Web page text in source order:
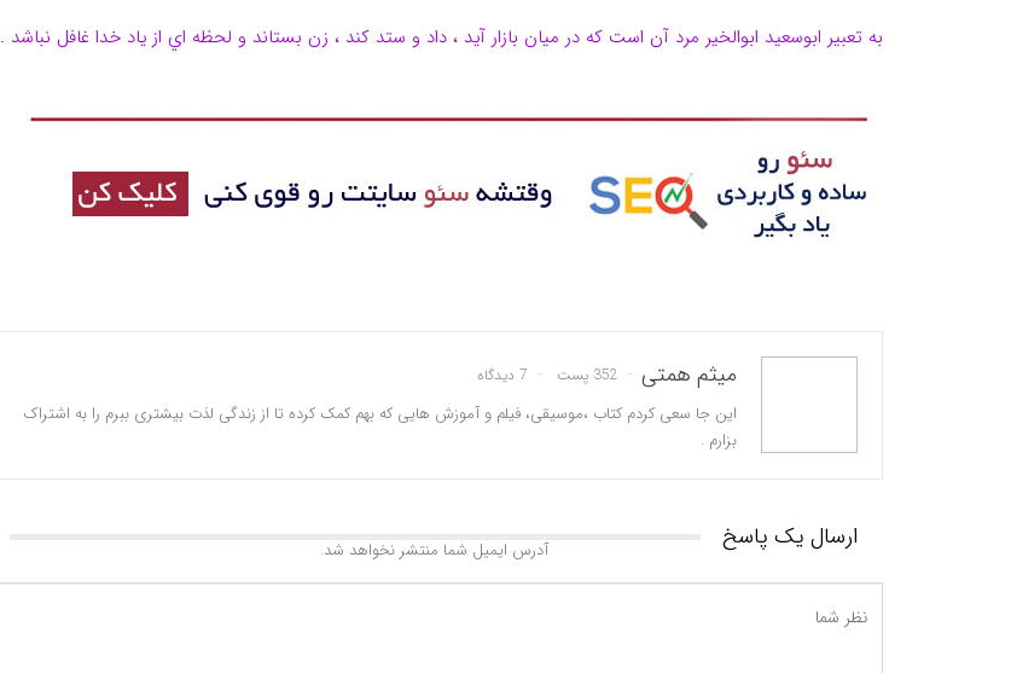
به تعبير ابوسعيد ابوالخير مرد آن است كه در ميان بازار آيد ، داد و ستد كند ، زن بستاند و لحظه اي از ياد خدا غافل نباشد .
میثم همتی 352 پست 7 دیدگاه
این جا سعی کردم کتاب ،موسیقی، فیلم و آموزش هایی که بهم کمک کرده تا از زندگی لذت بیشتری ببرم را به اشتراک
بزارم .
ارسال یک پاسخ آدرس ایمیل شما منتشر نخواهد شد.